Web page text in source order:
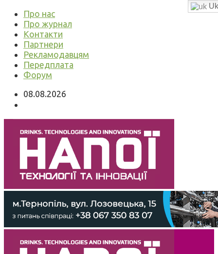
Про нас
Про журнал
Контакти
Партнери
Рекламодавцям
Передплата
Форум
08.08.2026